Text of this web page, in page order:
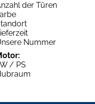
der Türen
Nummer
/ PS